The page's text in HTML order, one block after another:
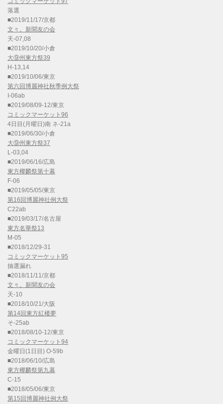
落選
■2019/11/17/京都
文々。新聞友の会
天-07,08
■2019/10/20/小倉
大⑨州東方祭39
H-13,14
■2019/10/06/東京
第六回博麗神社秋季例大祭
I-06ab
■2019/08/09-12/東京
コミックマーケット96
4日目(月曜日)南 ネ-21a
■2019/06/30/小倉
大⑨州東方祭37
L-03,04
■2019/06/16/広島
東方椰麟祭第十幕
F-06
■2019/05/05/東京
第16回博麗神社例大祭
C22ab
■2019/03/17/名古屋
東方名華祭13
M-05
■2018/12/29-31
コミックマーケット95
抽選漏れ
■2018/11/11/京都
文々。新聞友の会
天-10
■2018/10/21/大阪
第14回東方紅楼夢
そ-25ab
■2018/08/10-12/東京
コミックマーケット94
金曜日(1日目) O-59b
■2018/06/10/広島
東方椰麟祭第九幕
C-15
■2018/05/06/東京
第15回博麗神社例大祭